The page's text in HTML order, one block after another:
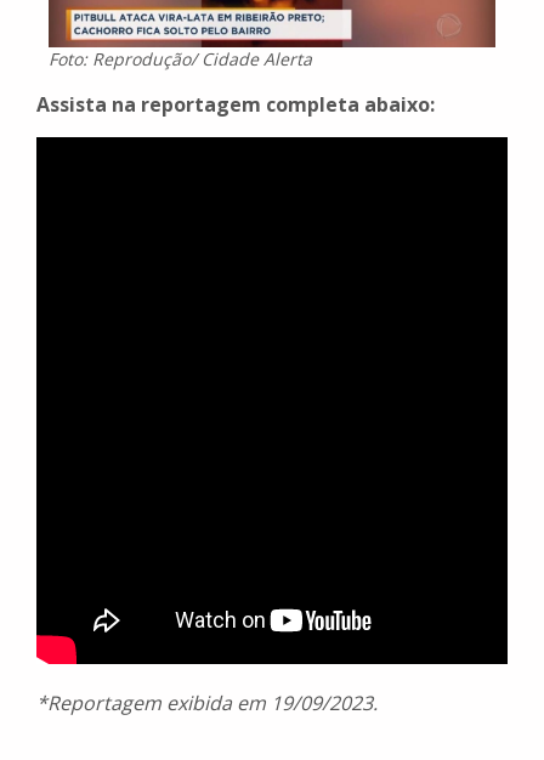
Foto: Reprodução/ Cidade Alerta
Assista na reportagem completa abaixo:
*Reportagem exibida em 19/09/2023.